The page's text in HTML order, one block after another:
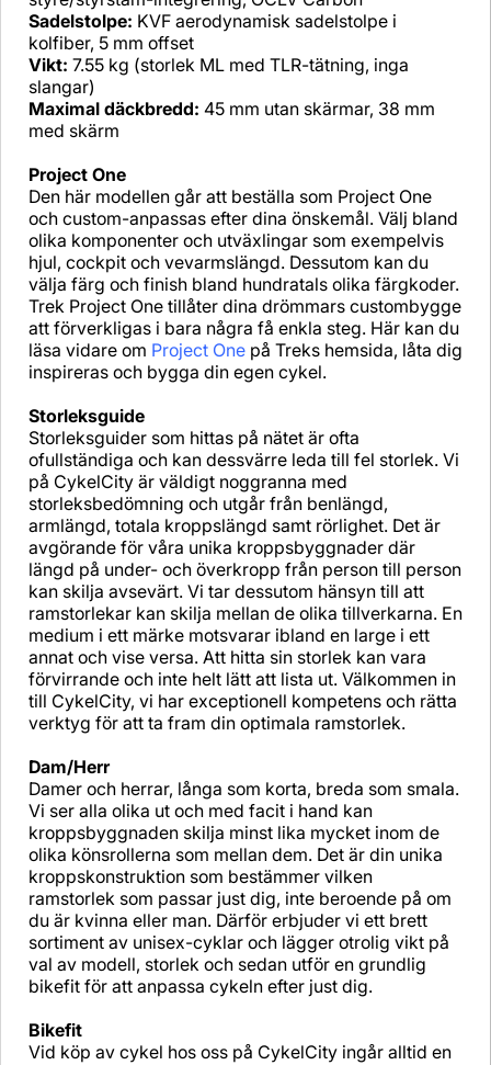
Sadelstolpe: KVF aerodynamisk sadelstolpe i
kolfiber, 5 mm offset
Vikt: 7.55 kg (storlek ML med TLR-tätning, inga
slangar)
Maximal däckbredd: 45 mm utan skärmar, 38 mm
med skärm
Project One
Den här modellen går att beställa som Project One
och custom-anpassas efter dina önskemål. Välj bland
olika komponenter och utväxlingar som exempelvis
hjul, cockpit och vevarmslängd. Dessutom kan du
välja färg och finish bland hundratals olika färgkoder.
Trek Project One tillåter dina drömmars custombygge
att förverkligas i bara några få enkla steg. Här kan du
läsa vidare om Project One på Treks hemsida, låta dig
inspireras och bygga din egen cykel.
Storleksguide
Storleksguider som hittas på nätet är ofta
ofullständiga och kan dessvärre leda till fel storlek. Vi
på CykelCity är väldigt noggranna med
storleksbedömning och utgår från benlängd,
armlängd, totala kroppslängd samt rörlighet. Det är
avgörande för våra unika kroppsbyggnader där
längd på under- och överkropp från person till person
kan skilja avsevärt. Vi tar dessutom hänsyn till att
ramstorlekar kan skilja mellan de olika tillverkarna. En
medium i ett märke motsvarar ibland en large i ett
annat och vise versa. Att hitta sin storlek kan vara
förvirrande och inte helt lätt att lista ut. Välkommen in
till CykelCity, vi har exceptionell kompetens och rätta
verktyg för att ta fram din optimala ramstorlek.
Dam/Herr
Damer och herrar, långa som korta, breda som smala.
Vi ser alla olika ut och med facit i hand kan
kroppsbyggnaden skilja minst lika mycket inom de
olika könsrollerna som mellan dem. Det är din unika
kroppskonstruktion som bestämmer vilken
ramstorlek som passar just dig, inte beroende på om
du är kvinna eller man. Därför erbjuder vi ett brett
sortiment av unisex-cyklar och lägger otrolig vikt på
val av modell, storlek och sedan utför en grundlig
bikefit för att anpassa cykeln efter just dig.
Bikefit
Vid köp av cykel hos oss på CykelCity ingår alltid en